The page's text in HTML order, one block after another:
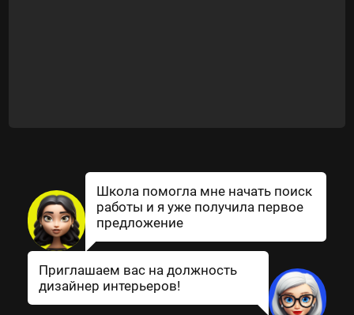
Школа помогла мне начать поиск
работы и я уже получила первое
предложение
Приглашаем вас на должность
дизайнер интерьеров!